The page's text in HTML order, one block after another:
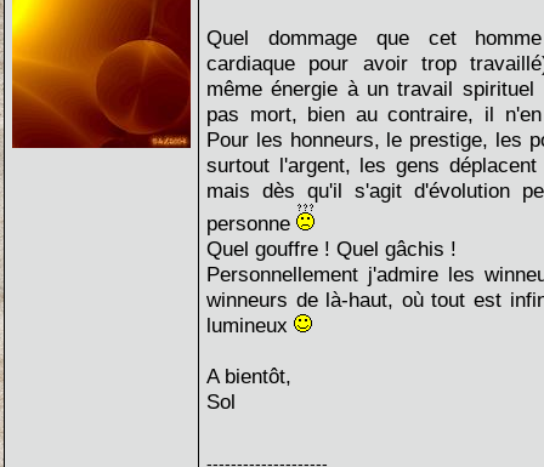
Quel dommage que cet
cardiaque pour avoir trop
même énergie à un travail
pas mort, bien au contraire, il
Pour les honneurs, le prestige, les
surtout l'argent, les gens
mais dès qu'il s'agit d'évolution
personne
Quel gouffre ! Quel gâchis !
Personnellement j'admire les
winneurs de là-haut, où tout est
lumineux
A bientôt,
Sol